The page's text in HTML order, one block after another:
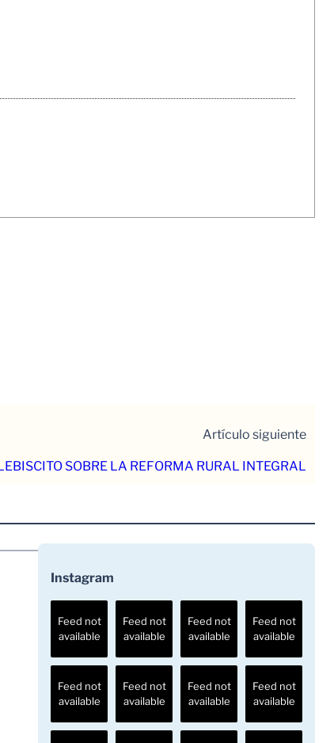
Artículo siguiente
SOBRE LA REFORMA RURAL INTEGRAL
Instagram
Feed not
available
Feed not
available
Feed not
available
Feed not
available
Feed not
available
Feed not
available
Feed not
available
Feed not
available